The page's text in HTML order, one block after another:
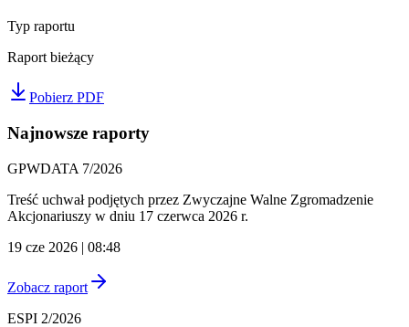
Typ raportu
Raport bieżący
Pobierz PDF
Najnowsze raporty
GPWDATA 7/2026
Treść uchwał podjętych przez Zwyczajne Walne Zgromadzenie
Akcjonariuszy w dniu 17 czerwca 2026 r.
19 cze 2026 | 08:48
Zobacz raport
ESPI 2/2026